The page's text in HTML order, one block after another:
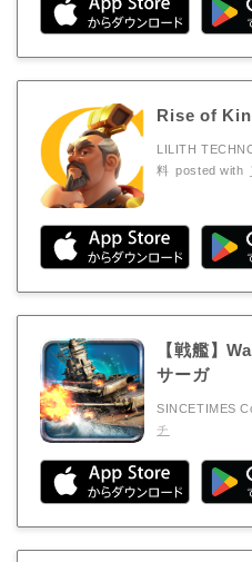
Rise of
LILITH
料 posted with
【戦艦】
サーガ
SINCETIMES
チ